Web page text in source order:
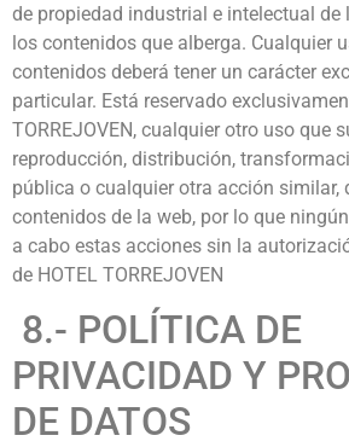
de propiedad industrial e intelectual de
los contenidos que alberga. Cualquier
contenidos deberá tener un carácter
particular. Está reservado
TORREJOVEN, cualquier otro uso que
reproducción, distribución,
pública o cualquier otra acción similar,
contenidos de la web, por lo que
a cabo estas acciones sin la
de HOTEL TORREJOVEN
8.- POLÍTICA DE
PRIVACIDAD Y
DE DATOS